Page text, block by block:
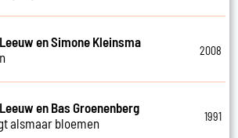
en Simone Kleinsma
2008
en Bas Groenenberg
alsmaar bloemen
1991